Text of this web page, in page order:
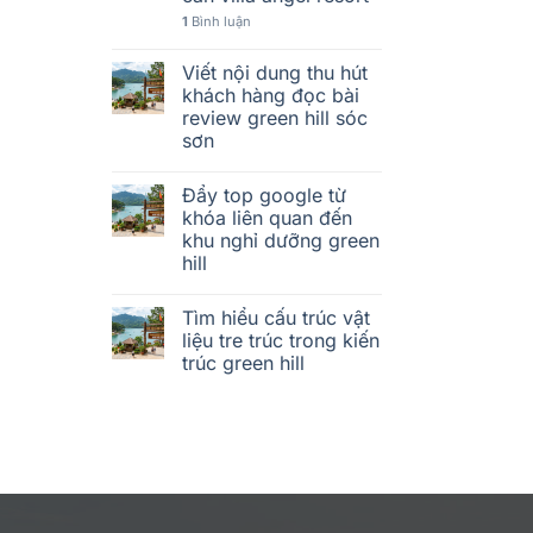
1 Bình luận
Viết nội dung thu hút
khách hàng đọc bài
review green hill sóc
sơn
Đẩy top google từ
khóa liên quan đến
khu nghỉ dưỡng green
hill
Tìm hiểu cấu trúc vật
liệu tre trúc trong kiến
trúc green hill